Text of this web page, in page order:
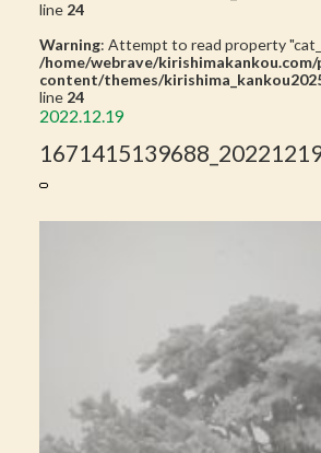
line 24
Warning: Attempt to read property
/home/webrave/
content/themes/
line 24
2022.12.19